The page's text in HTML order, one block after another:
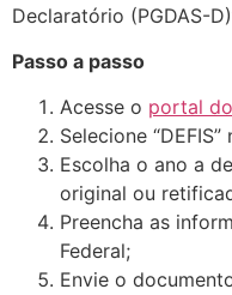
Declaratório (PGDAS-
Passo a passo
Acesse o portal
Selecione
Escolha o ano a
original ou
Preencha as
Federal;
Envie o